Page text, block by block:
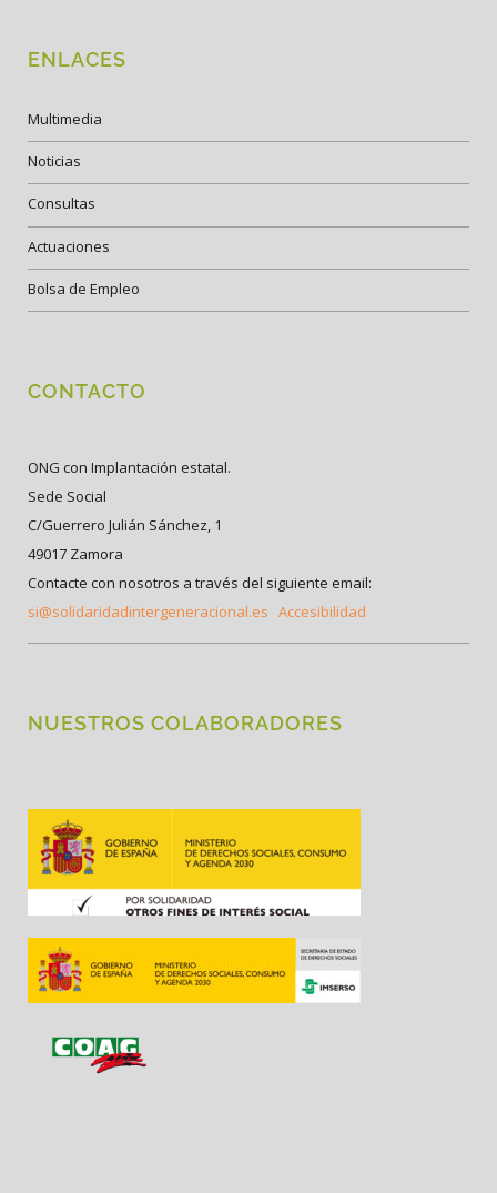
ENLACES
Multimedia
Noticias
Consultas
Actuaciones
Bolsa de Empleo
CONTACTO
ONG con Implantación estatal.
Sede Social
C/Guerrero Julián Sánchez, 1
49017 Zamora
Contacte con nosotros a través del siguiente email:
si@solidaridadintergeneracional.es Accesibilidad
NUESTROS COLABORADORES